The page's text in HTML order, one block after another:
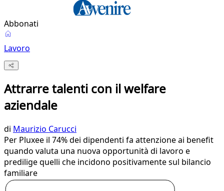
Abbonati
Lavoro
Attrarre talenti con il welfare
aziendale
di Maurizio Carucci
Per Pluxee il 74% dei dipendenti fa attenzione ai benefit
quando valuta una nuova opportunità di lavoro e
predilige quelli che incidono positivamente sul bilancio
familiare